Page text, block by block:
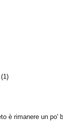
(1)
è rimanere un po'